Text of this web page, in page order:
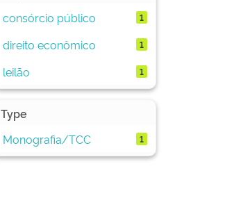
consórcio público
1
direito econômico 1
leilão 1
Type
Monografia/TCC
1